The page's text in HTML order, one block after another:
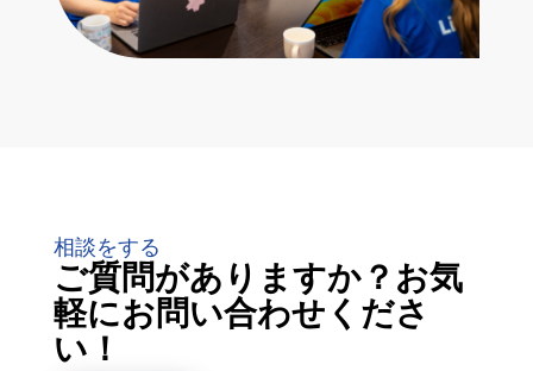
相談をする
ご質問がありますか？お気
軽にお問い合わせくださ
い！